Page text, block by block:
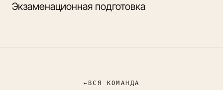
Экзаменационная подготовка
← ВСЯ КОМАНДА